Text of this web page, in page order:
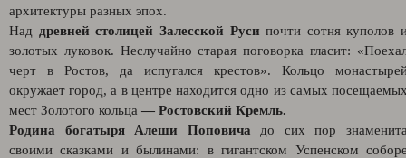
архитектуры разных эпох.
Над древней столицей Залесской Руси почти сотня куполов
золотых луковок. Неслучайно старая поговорка гласит:
черт в Ростов, да испугался крестов». Кольцо
окружает город, а в центре находится одно из самых
мест Золотого кольца — Ростовский Кремль.
Родина богатыря Алеши Поповича до сих пор
своими сказками и былинами: в гигантском Успенском